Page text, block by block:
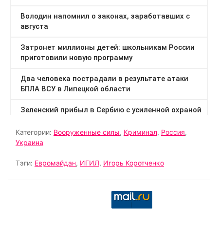
Категории: Вооруженные силы, Криминал, Россия,
Украина
Тэги: Евромайдан, ИГИЛ, Игорь Коротченко